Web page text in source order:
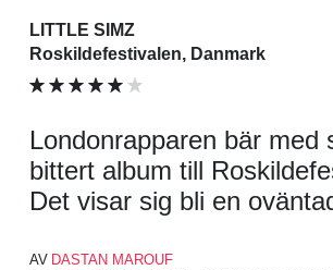
LITTLE SIMZ
Roskildefestivalen, Danmark
Londonrapparen bär med
bittert album till
Det visar sig bli en
AV DASTAN MAROUF